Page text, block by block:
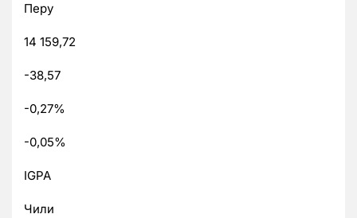
Перу
14 159,72
-38,57
-0,27%
-0,05%
IGPA
Чили